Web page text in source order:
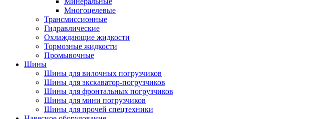
Многоцелевые
Трансмиссионные
Гидравлические
Охлаждающие жидкости
Тормозные жидкости
Промывочные
Шины
Шины для вилочных погрузчиков
Шины для экскаватор-погрузчиков
Шины для фронтальных погрузчиков
Шины для мини погрузчиков
Шины для прочей спецтехники